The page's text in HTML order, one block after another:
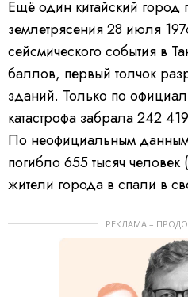
Ещё один китайский город
землетрясения 28 июля
сейсмического события в
баллов, первый толчок
зданий. Только по
катастрофа забрала 242
По неофициальным данным
погибло 655 тысяч
жители города в спали в
РЕКЛАМА –